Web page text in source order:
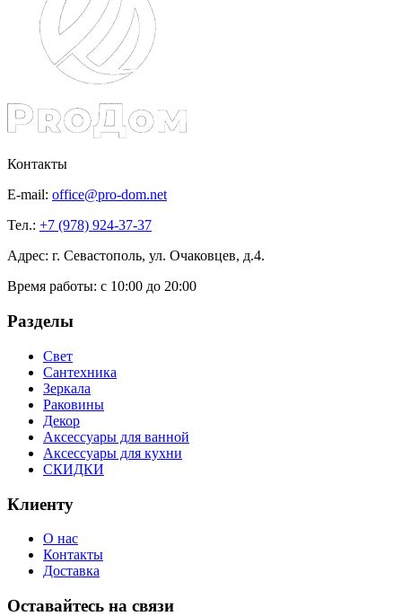
Контакты
E-mail: office@pro-dom.net
Тел.: +7 (978) 924-37-37
Адрес: г. Севастополь, ул. Очаковцев, д.4.
Время работы: с 10:00 до 20:00
Разделы
Свет
Сантехника
Зеркала
Раковины
Декор
Аксессуары для ванной
Аксессуары для кухни
СКИДКИ
Клиенту
О нас
Контакты
Доставка
Оставайтесь на связи